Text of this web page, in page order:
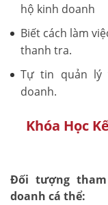
hộ kinh doanh
Biết cách làm
thanh tra.
Tự tin quản lý
doanh.
Khóa Học
Đối tượng
doanh cá thể: